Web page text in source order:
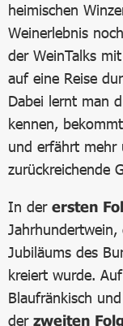
heimischen
Weinerlebnis
der WeinTalks
auf eine Reise
Dabei lernt man
kennen,
und erfährt mehr
zurückreichende
In der ersten
Jubiläums des
kreiert wurde.
Blaufränkisch
der zweiten